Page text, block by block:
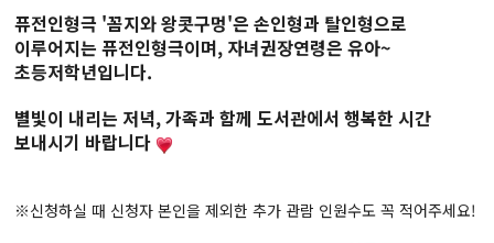
퓨전인형극 '꼼지와 왕콧구멍'은 손인형과 탈인형으로
이루어지는 퓨전인형극이며, 자녀권장연령은 유아~
초등저학년입니다.
별빛이 내리는 저녁, 가족과 함께 도서관에서 행복한 시간
보내시기 바랍니다
※신청하실 때 신청자 본인을 제외한 추가 관람 인원수도 꼭 적어주세요!